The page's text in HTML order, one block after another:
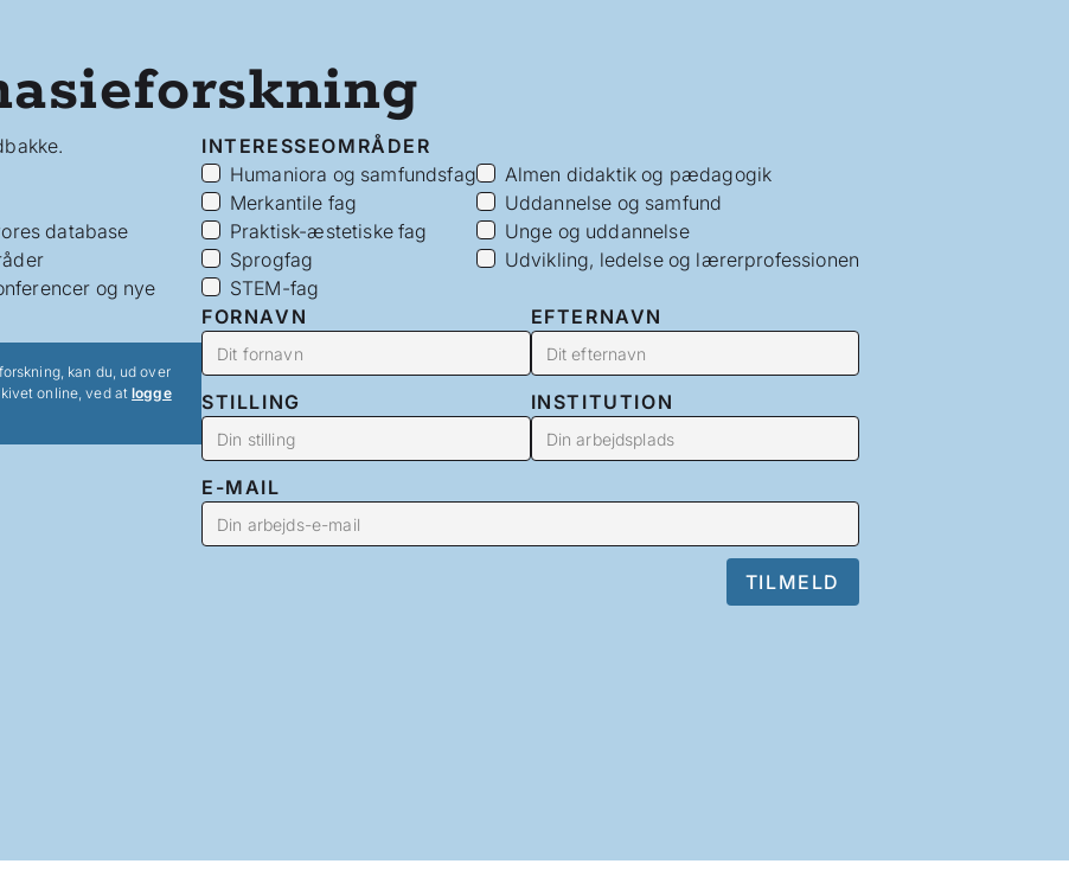
database
og nye
kan du, ud over
online, ved atlogge
INTERESSEOMRÅDER
Humaniora og samfundsfag
Merkantile fag
Praktisk-æstetiske fag
Sprogfag
STEM-fag
Almen didaktik og pædagogik
Uddannelse og samfund
Unge og uddannelse
Udvikling, ledelse og lærerprofessionen
FORNAVN EFTERNAVN
STILLING INSTITUTION
E-MAIL